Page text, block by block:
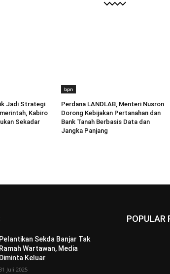
Jadi Strategi
Kabiro
Sekadar
bpn
Perdana LANDLAB, Menteri Nusron
Dorong Kebijakan Pertanahan dan
Bank Tanah Berbasis Data dan
Jangka Panjang
Pelantikan Sekda Banjar Tak
Ramah Wartawan, Media
Diminta Keluar
Juli 2025
POPULAR